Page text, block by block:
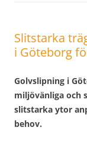
Slitstarka
i Göteborg
Golvslipning i
miljövänliga och
slitstarka ytor
behov.